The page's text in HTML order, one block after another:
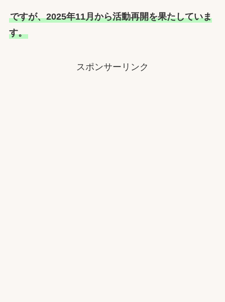
ですが、2025年11月から活動再開を果たしていま
す。
スポンサーリンク